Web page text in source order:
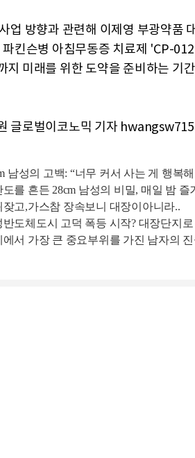
업 방향과 관련해 이제영 부광약품
파킨슨병 아침무동증 치료제 'CP-
지 미래를 위한 도약을 준비하는 기
글로벌이코노믹 기자